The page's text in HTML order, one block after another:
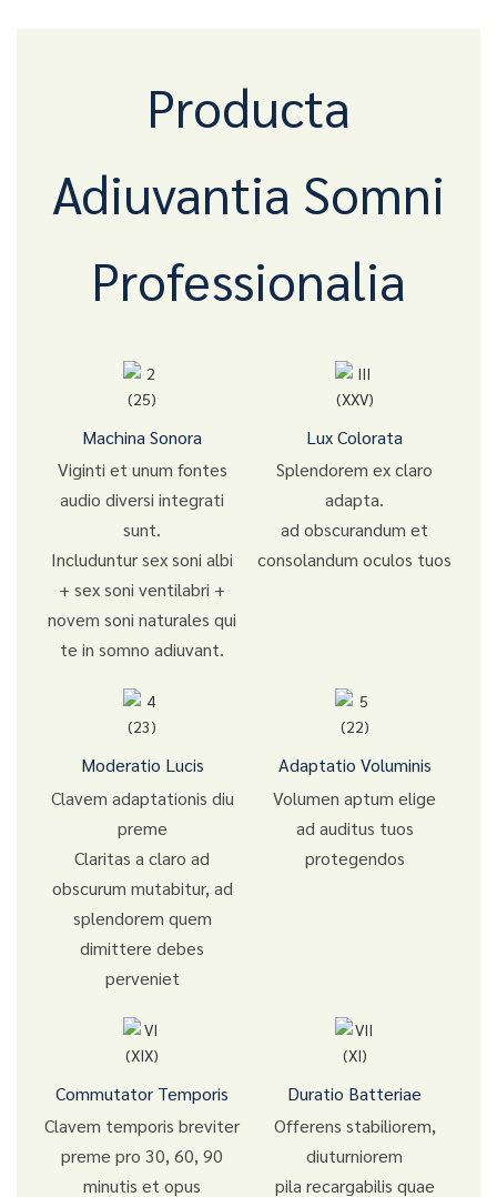
Producta
Adiuvantia Somni
Professionalia
Machina Sonora
Viginti et unum fontes
audio diversi integrati
sunt.
Includuntur sex soni albi
+ sex soni ventilabri +
novem soni naturales qui
te in somno adiuvant.
Lux Colorata
Splendorem ex claro
adapta.
ad obscurandum et
consolandum oculos tuos
Moderatio Lucis
Clavem adaptationis diu
preme
Claritas a claro ad
obscurum mutabitur, ad
splendorem quem
dimittere debes
perveniet
Adaptatio Voluminis
Volumen aptum elige
ad auditus tuos
protegendos
Commutator Temporis
Clavem temporis breviter
preme pro 30, 60, 90
minutis et opus
Duratio Batteriae
Offerens stabiliorem,
diuturniorem
pila recargabilis quae